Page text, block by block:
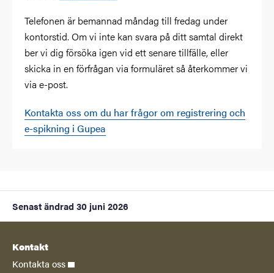
Telefonen är bemannad måndag till fredag under
kontorstid. Om vi inte kan svara på ditt samtal direkt
ber vi dig försöka igen vid ett senare tillfälle, eller
skicka in en förfrågan via formuläret så återkommer vi
via e-post.
Kontakta oss om du har frågor om registrering och
e-spikning i Gupea
Senast ändrad 30 juni 2026
Kontakt
Kontakta oss